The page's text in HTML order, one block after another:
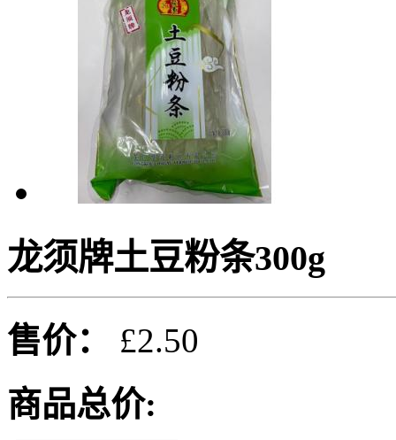
龙须牌土豆粉条300g
售价：
£2.50
商品总价: